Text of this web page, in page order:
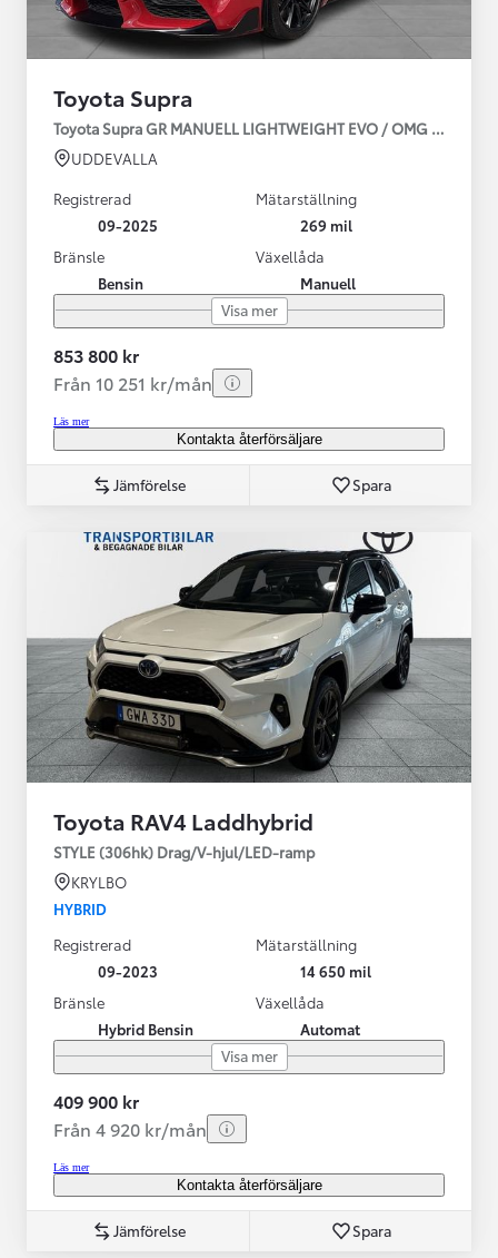
Toyota Supra
Toyota Supra GR MANUELL LIGHTWEIGHT EVO / OMG LEV!
UDDEVALLA
Registrerad
09-2025
Mätarställning
269 mil
Bränsle
Bensin
Växellåda
Manuell
Visa mer
853 800 kr
Från 10 251 kr/mån
Läs mer
Kontakta återförsäljare
Jämförelse Spara
Toyota RAV4 Laddhybrid
STYLE (306hk) Drag/V-hjul/LED-ramp
KRYLBO
HYBRID
Registrerad
09-2023
Mätarställning
14 650 mil
Bränsle
Hybrid Bensin
Växellåda
Automat
Visa mer
409 900 kr
Från 4 920 kr/mån
Läs mer
Kontakta återförsäljare
Jämförelse Spara